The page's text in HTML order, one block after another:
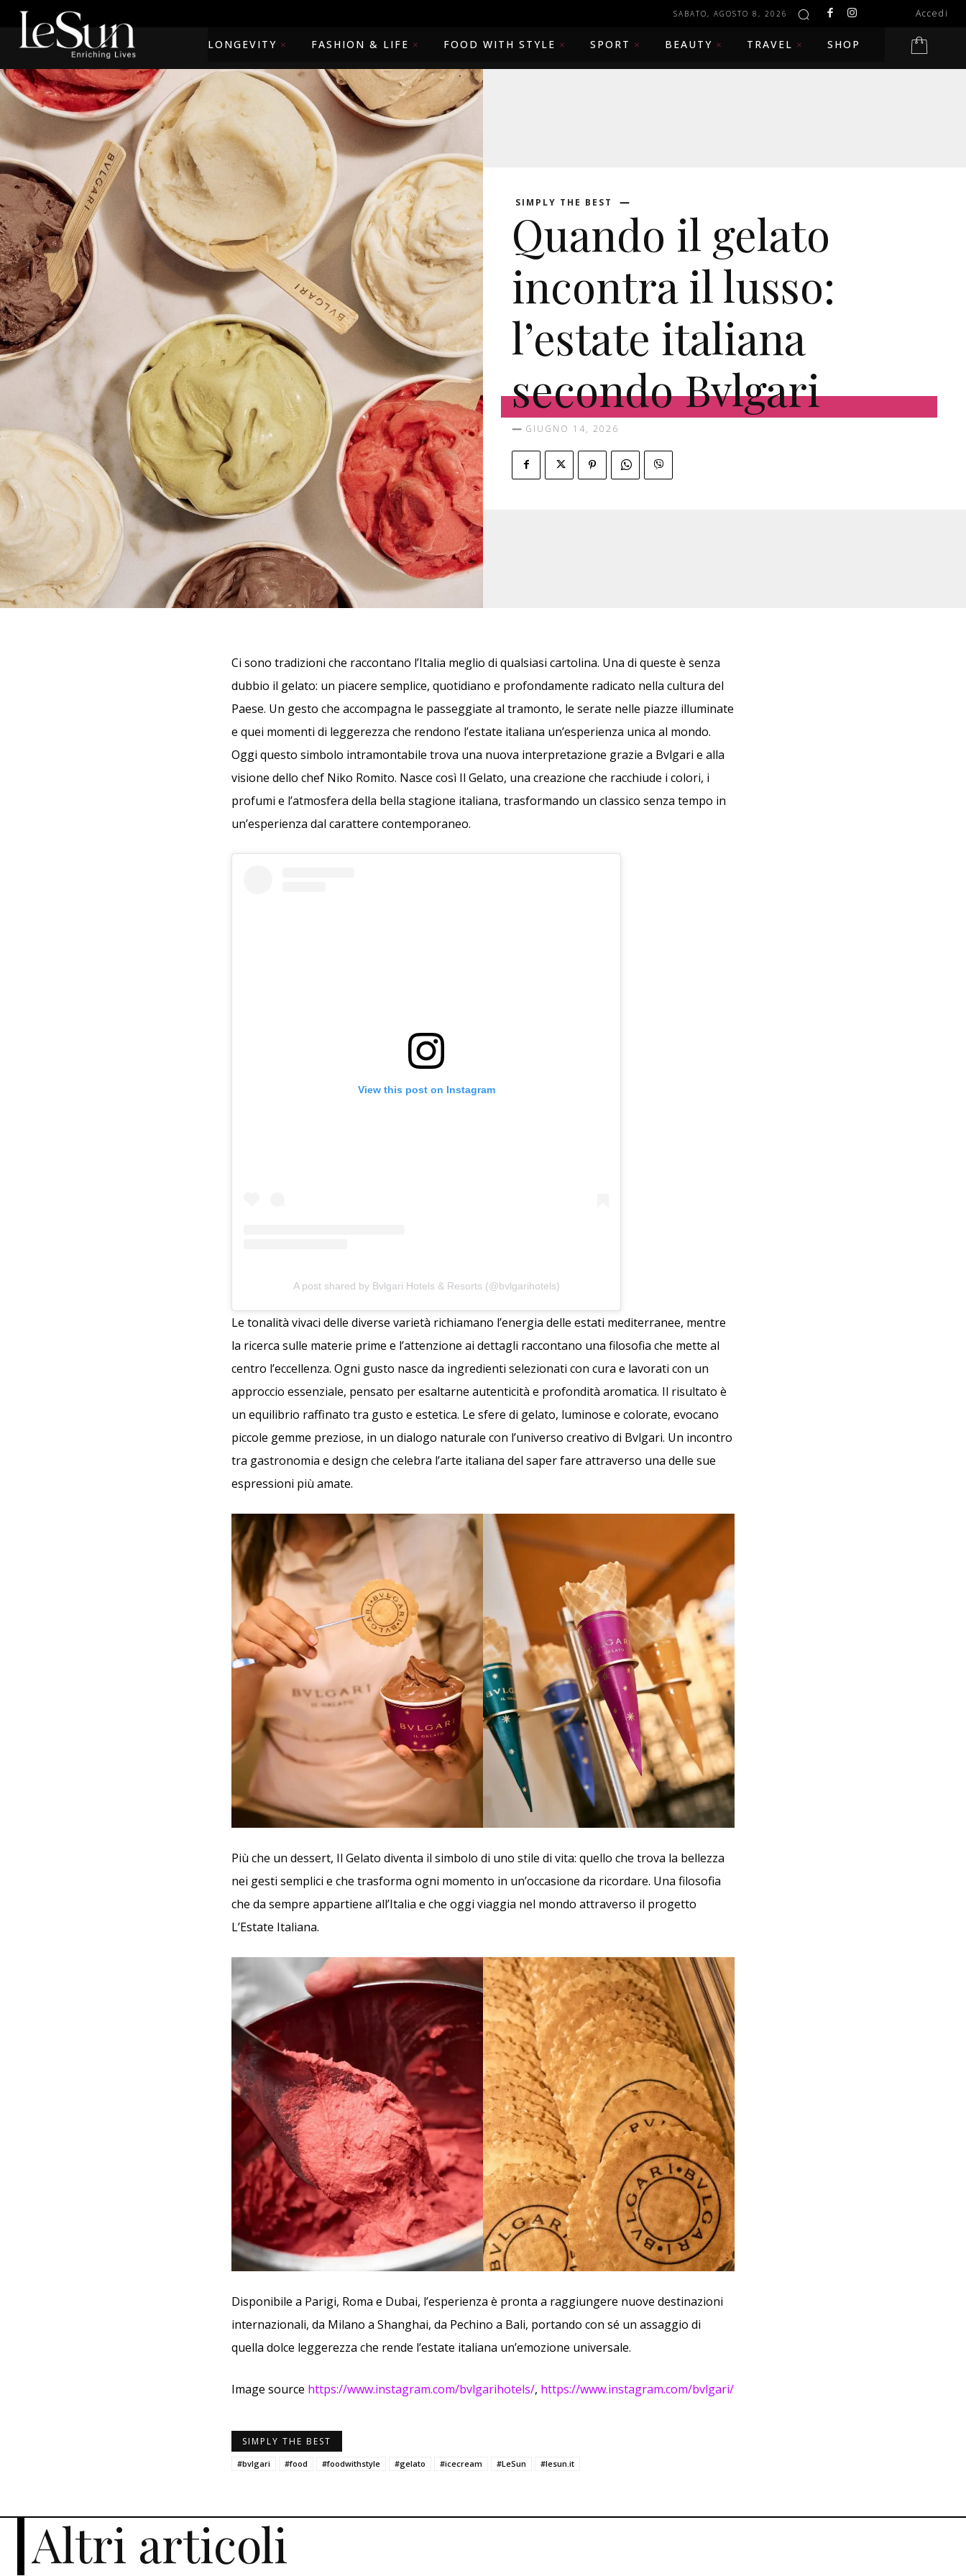
SABATO, AGOSTO 8, 2026 Accedi
LONGEVITY FASHION & LIFE FOOD WITH STYLE SPORT BEAUTY TRAVEL SHOP
SIMPLY THE BEST
Quando il gelato
incontra il lusso:
l’estate italiana
secondo Bvlgari
GIUGNO 14, 2026
Ci sono tradizioni che raccontano l’Italia meglio di qualsiasi cartolina. Una di queste è senza
dubbio il gelato: un piacere semplice, quotidiano e profondamente radicato nella cultura del
Paese. Un gesto che accompagna le passeggiate al tramonto, le serate nelle piazze illuminate
e quei momenti di leggerezza che rendono l’estate italiana un’esperienza unica al mondo.
Oggi questo simbolo intramontabile trova una nuova interpretazione grazie a Bvlgari e alla
visione dello chef Niko Romito. Nasce così Il Gelato, una creazione che racchiude i colori, i
profumi e l’atmosfera della bella stagione italiana, trasformando un classico senza tempo in
un’esperienza dal carattere contemporaneo.
View this post on Instagram
A post shared by Bvlgari Hotels & Resorts (@bvlgarihotels)
Le tonalità vivaci delle diverse varietà richiamano l’energia delle estati mediterranee, mentre
la ricerca sulle materie prime e l’attenzione ai dettagli raccontano una filosofia che mette al
centro l’eccellenza. Ogni gusto nasce da ingredienti selezionati con cura e lavorati con un
approccio essenziale, pensato per esaltarne autenticità e profondità aromatica. Il risultato è
un equilibrio raffinato tra gusto e estetica. Le sfere di gelato, luminose e colorate, evocano
piccole gemme preziose, in un dialogo naturale con l’universo creativo di Bvlgari. Un incontro
tra gastronomia e design che celebra l’arte italiana del saper fare attraverso una delle sue
espressioni più amate.
Più che un dessert, Il Gelato diventa il simbolo di uno stile di vita: quello che trova la bellezza
nei gesti semplici e che trasforma ogni momento in un’occasione da ricordare. Una filosofia
che da sempre appartiene all’Italia e che oggi viaggia nel mondo attraverso il progetto
L’Estate Italiana.
Disponibile a Parigi, Roma e Dubai, l’esperienza è pronta a raggiungere nuove destinazioni
internazionali, da Milano a Shanghai, da Pechino a Bali, portando con sé un assaggio di
quella dolce leggerezza che rende l’estate italiana un’emozione universale.
Image source https://www.instagram.com/bvlgarihotels/, https://www.instagram.com/bvlgari/
SIMPLY THE BEST
#bvlgari #food #foodwithstyle #gelato #icecream #LeSun #lesun.it
Altri articoli